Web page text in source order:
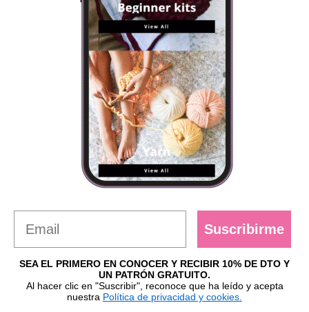
Suscribirme
SEA EL PRIMERO EN CONOCER Y RECIBIR 10% DE DTO Y
UN PATRÓN GRATUITO.
Al hacer clic en "Suscribir", reconoce que ha leído y acepta
nuestra Política de privacidad y cookies.